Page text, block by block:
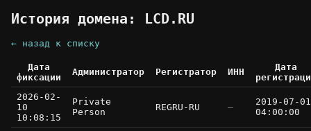
История домена: LCD.RU
← назад к списку
Дата
фиксации
Администратор Регистратор ИНН
Дата
2026-02-
10
10:08:15
Private
Person
REGRU-RU —
2019-07-01
04:00:00